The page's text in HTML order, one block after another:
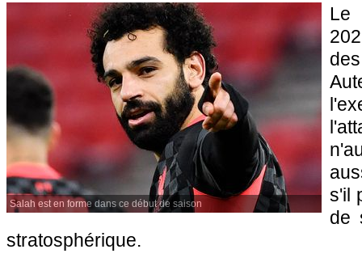
Salah est en forme dans ce début de saison
Le
s'il
de
stratosphérique.